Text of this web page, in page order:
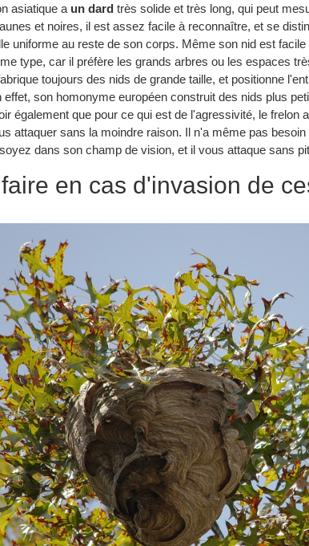
asiatique a un dard très solide et très long, qui peut
et noires, il est assez facile à reconnaître, et se
uniforme au reste de son corps. Même son nid est
type, car il préfère les grands arbres ou les espaces
toujours des nids de grande taille, et positionne
effet, son homonyme européen construit des nids plus
également que pour ce qui est de l'agressivité, le frelon
attaquer sans la moindre raison. Il n'a même pas
dans son champ de vision, et il vous attaque sans
en cas d'invasion de